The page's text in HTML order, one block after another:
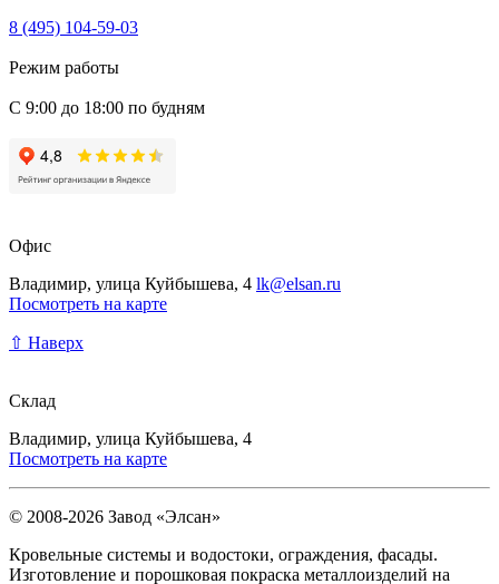
8 (495) 104-59-03
Режим работы
С 9:00 до 18:00 по будням
Офис
Владимир, улица Куйбышева, 4 lk@elsan.ru
Посмотреть на карте
⇧ Наверх
Склад
Владимир, улица Куйбышева, 4
Посмотреть на карте
© 2008-2026 Завод «Элсан»
Кровельные системы и водостоки, ограждения, фасады.
Изготовление и порошковая покраска металлоизделий на